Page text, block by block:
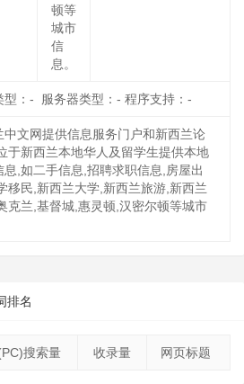
顿等
城市
信
息。
型：- 服务器类型：- 程序支持：-
中文网提供信息服务门户和新西兰论
于新西兰本地华人及留学生提供本地
息,如二手信息,招聘求职信息,房屋出
移民,新西兰大学,新西兰旅游,新西兰
克兰,基督城,惠灵顿,汉密尔顿等城市
排名
搜索量 收录量 网页标题